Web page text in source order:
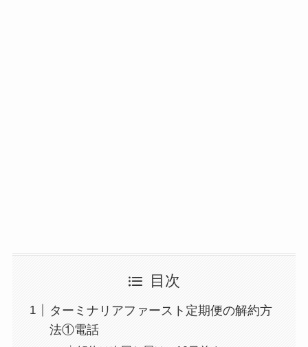
目次
ターミナリアファースト定期便の解約方
法①電話